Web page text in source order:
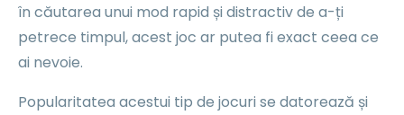
în căutarea unui mod rapid și distractiv de a-ți
petrece timpul, acest joc ar putea fi exact ceea ce
ai nevoie.
Popularitatea acestui tip de jocuri se datorează și